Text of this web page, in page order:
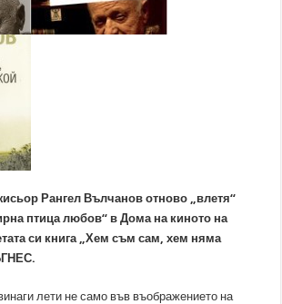
Рангел Вълчанов отново „влетя“
птица любов“ в Дома на киното на
си книга „Хем съм сам, хем няма
лети не само във въображението на